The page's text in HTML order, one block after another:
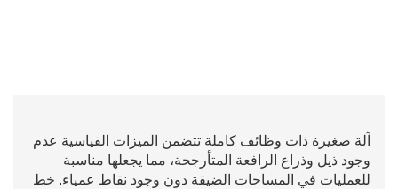
آلة صغيرة ذات وظائف كاملة تتضمن الميزات القياسية عدم
وجود ذيل وذراع الرافعة المتأرجحة، مما يجعلها مناسبة
للعمليات في المساحات الضيقة دون وجود نقاط عمياء. خط